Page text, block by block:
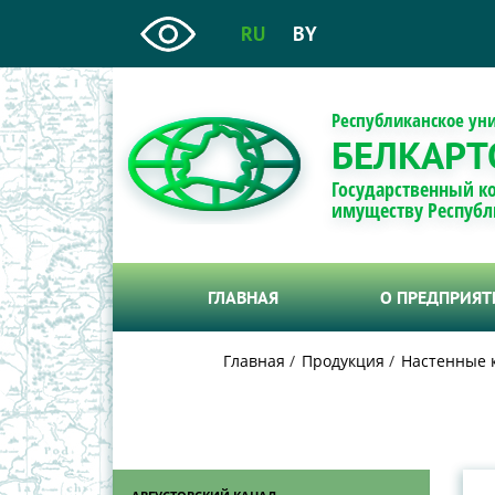
RU BY
Республиканское
Государственный
имуществу
ГЛАВНАЯ О
Главная Продукция Настенные